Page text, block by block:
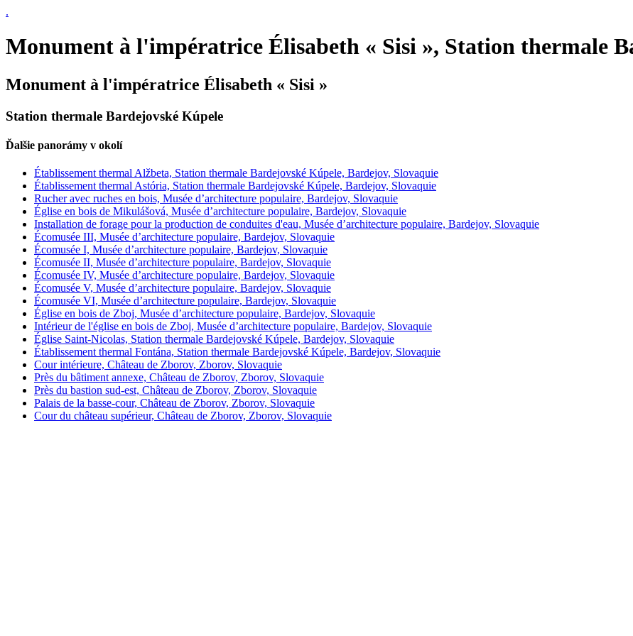
.
Monument à l'impératrice Élisabeth « Sisi », Station thermale
Monument à l'impératrice Élisabeth « Sisi »
Station thermale Bardejovské Kúpele
Ďalšie panorámy v okolí
Établissement thermal Alžbeta, Station thermale Bardejovské Kúpele, Bardejov, Slovaquie
Établissement thermal Astória, Station thermale Bardejovské Kúpele, Bardejov, Slovaquie
Rucher avec ruches en bois, Musée d’architecture populaire, Bardejov, Slovaquie
Église en bois de Mikulášová, Musée d’architecture populaire, Bardejov, Slovaquie
Installation de forage pour la production de conduites d'eau, Musée d’architecture populaire, Bardejov, Slovaquie
Écomusée III, Musée d’architecture populaire, Bardejov, Slovaquie
Écomusée I, Musée d’architecture populaire, Bardejov, Slovaquie
Écomusée II, Musée d’architecture populaire, Bardejov, Slovaquie
Écomusée IV, Musée d’architecture populaire, Bardejov, Slovaquie
Écomusée V, Musée d’architecture populaire, Bardejov, Slovaquie
Écomusée VI, Musée d’architecture populaire, Bardejov, Slovaquie
Église en bois de Zboj, Musée d’architecture populaire, Bardejov, Slovaquie
Intérieur de l'église en bois de Zboj, Musée d’architecture populaire, Bardejov, Slovaquie
Église Saint-Nicolas, Station thermale Bardejovské Kúpele, Bardejov, Slovaquie
Établissement thermal Fontána, Station thermale Bardejovské Kúpele, Bardejov, Slovaquie
Cour intérieure, Château de Zborov, Zborov, Slovaquie
Près du bâtiment annexe, Château de Zborov, Zborov, Slovaquie
Près du bastion sud-est, Château de Zborov, Zborov, Slovaquie
Palais de la basse-cour, Château de Zborov, Zborov, Slovaquie
Cour du château supérieur, Château de Zborov, Zborov, Slovaquie